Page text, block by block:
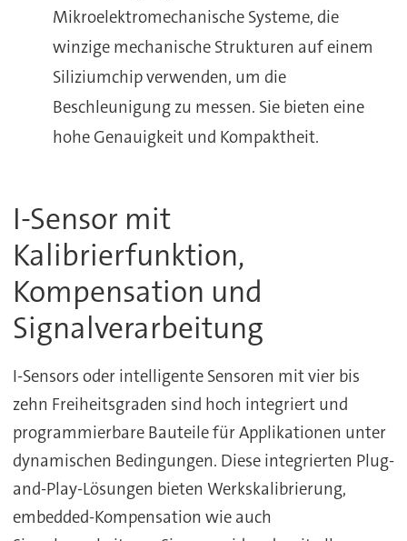
Mikroelektromechanische Systeme, die
winzige mechanische Strukturen auf einem
Siliziumchip verwenden, um die
Beschleunigung zu messen. Sie bieten eine
hohe Genauigkeit und Kompaktheit.
I-Sensor mit
Kalibrierfunktion,
Kompensation und
Signalverarbeitung
I-Sensors oder intelligente Sensoren mit vier bis
zehn Freiheitsgraden sind hoch integriert und
programmierbare Bauteile für Applikationen unter
dynamischen Bedingungen. Diese integrierten Plug-
and-Play-Lösungen bieten Werkskalibrierung,
embedded-Kompensation wie auch